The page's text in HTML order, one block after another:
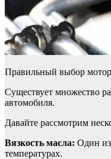
Правильный выбор
Существует множество
автомобиля.
Давайте рассмотрим
Вязкость масла: Один из
температурах.